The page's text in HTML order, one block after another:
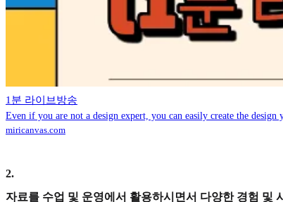
1분 라이브방송
Even if you are not a design expert, you can easily create the design
miricanvas.com
2.
자료를 수업 및 운영에서 활용하시면서 다양한 경험 및